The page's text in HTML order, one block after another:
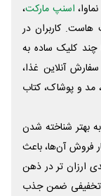
اسنپ مارکت،
‌هاست. کاربران در
چند کلیک ساده به
آنلاین غذا،
مد و پوشاک، کتاب
بهتر شناخته شدن
فروش آن‌ها، باعث
ارزان تر در ذهن
تخفیفی ضمن جذب